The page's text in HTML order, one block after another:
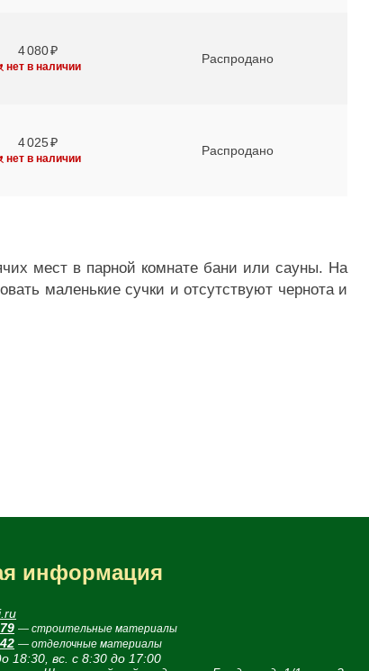
4 080
нет в наличии
Распродано
4 025
нет в наличии
Распродано
мест в парной комнате бани или сауны. На
маленькие сучки и отсутствуют чернота и
информация
— строительные материалы
— отделочные материалы
18:30, вс. с 8:30 до 17:00